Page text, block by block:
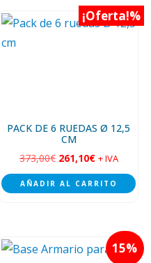
bajo
alto
¡Oferta!
PACK DE 6 RUEDAS Ø 12,5
CM
373,00€ El
precio
original
261,10€El
precio
actual
+ IVA
AÑADIR AL CARRITO
15